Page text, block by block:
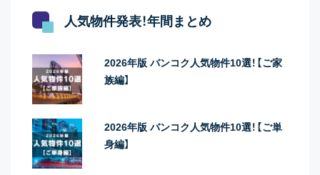
人気物件発表！年間まとめ
2026年版 バンコク人気物件10選！【ご家
族編】
2026年版 バンコク人気物件10選！【ご単
身編】